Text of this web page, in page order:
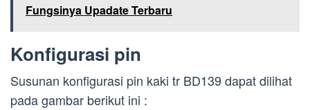
Fungsinya Upadate Terbaru
Konfigurasi pin
Susunan konfigurasi pin kaki tr BD139 dapat dilihat
pada gambar berikut ini :